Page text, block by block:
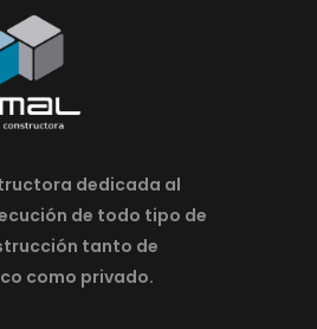
dedicada al
de todo tipo de
tanto de
como privado.